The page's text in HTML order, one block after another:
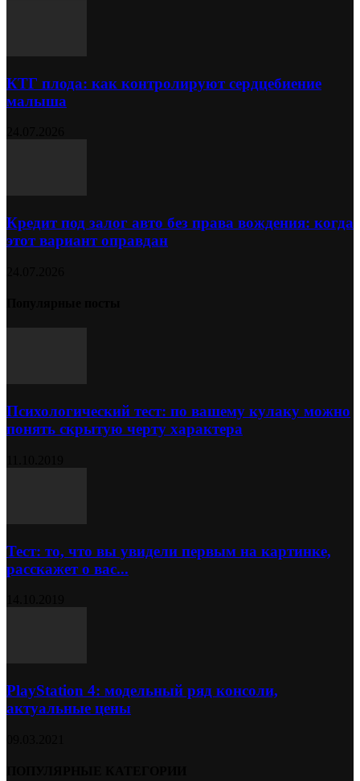
КТГ плода: как контролируют сердцебиение
малыша
Кредит под залог авто без права вождения: когда
этот вариант оправдан
Психологический тест: по вашему кулаку можно
понять скрытую черту характера
Тест: то, что вы увидели первым на картинке,
расскажет о вас...
PlayStation 4: модельный ряд консоли,
актуальные цены